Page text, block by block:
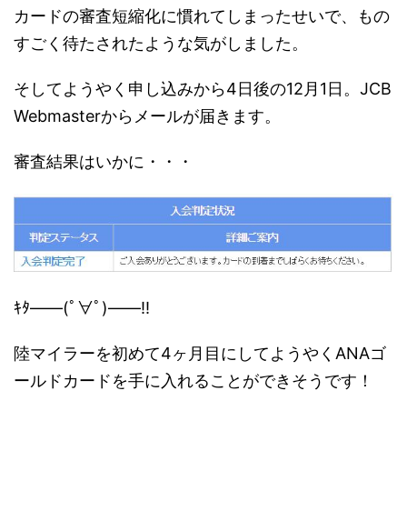
カードの審査短縮化に慣れてしまったせいで、もの
すごく待たされたような気がしました。
そしてようやく申し込みから4日後の12月1日。JCB
Webmasterからメールが届きます。
審査結果はいかに・・・
ｷﾀ――(ﾟ∀ﾟ)――!!
陸マイラーを初めて4ヶ月目にしてようやくANAゴ
ールドカードを手に入れることができそうです！